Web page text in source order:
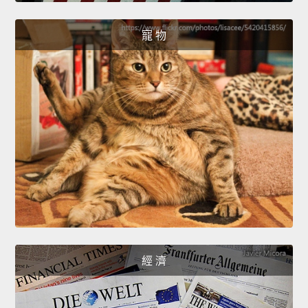
寵 物
經 濟